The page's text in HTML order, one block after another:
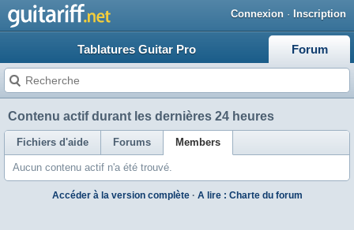
Connexion · Inscription
Tablatures Guitar Pro Forum
Contenu actif durant les dernières 24 heures
Fichiers d'aide Forums Members
Aucun contenu actif n'a été trouvé.
Accéder à la version complète· A lire : Charte du forum